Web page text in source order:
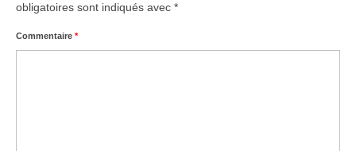
obligatoires sont indiqués avec *
Commentaire *